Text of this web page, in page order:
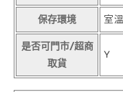
保存環境 室溫
是否可門市/超商
取貨
Y